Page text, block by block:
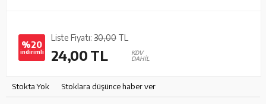
%20
indirimli
Liste Fiyatı: 30,00 TL
24,00TL
KDV
DAHİL
Stokta Yok Stoklara düşünce haber ver